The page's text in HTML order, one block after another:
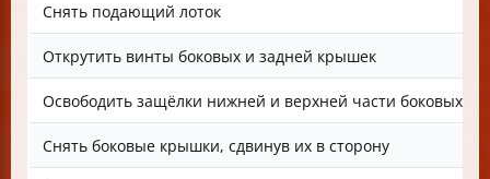
Снять подающий лоток
Открутить винты боковых и задней крышек
Освободить защёлки нижней и верхней части боковых
Снять боковые крышки, сдвинув их в сторону